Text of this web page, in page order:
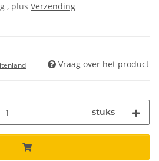
, plus Verzending
Vraag over het product
stuks